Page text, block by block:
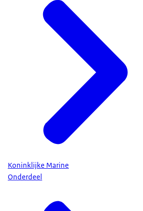
Koninklijke Marine
Onderdeel